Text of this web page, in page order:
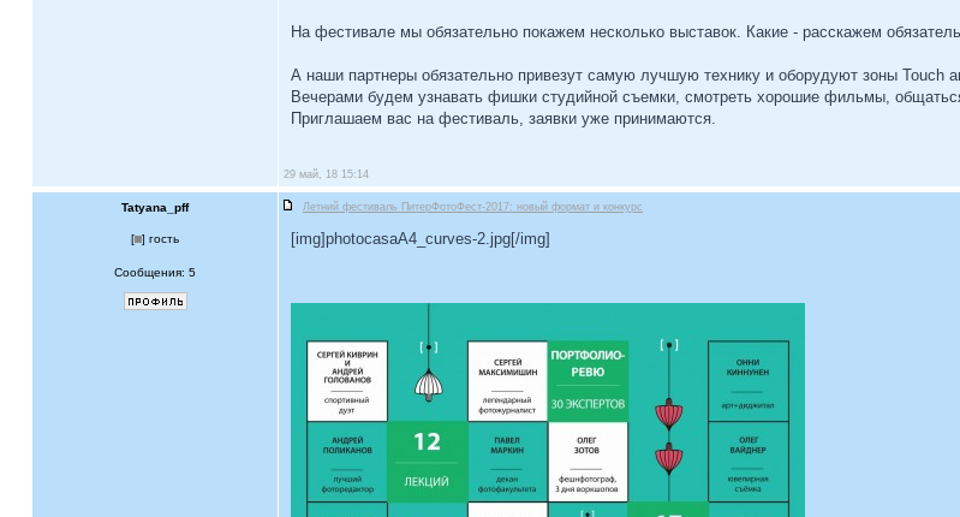
На фестивале мы обязательно покажем несколько выставок. Какие - расскажем
А наши партнеры обязательно привезут самую лучшую технику и оборудуют зоны Touch
Вечерами будем узнавать фишки студийной съемки, смотреть хорошие фильмы,
Приглашаем вас на фестиваль, заявки уже принимаются.
29 май, 18 15:14
Tatyana_pff Летний фестиваль ПитерФотоФест-2017: новый формат и конкурс
[ ] гость
Сообщения: 5
[img]photocasaA4_curves-2.jpg[/img]